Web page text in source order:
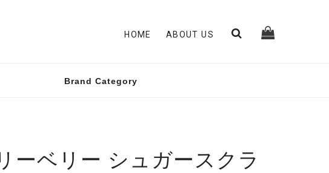
HOME ABOUT US
Brand Category
ーベリー シュガースクラ